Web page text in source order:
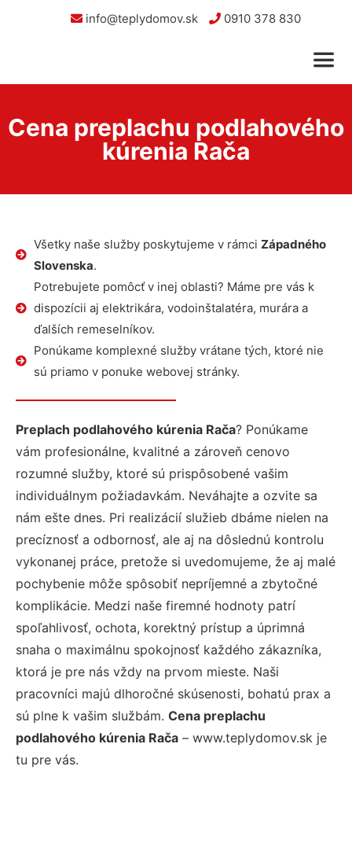
info@teplydomov.sk 0910 378 830
Cena preplachu podlahového
kúrenia Rača
Všetky naše služby poskytujeme v rámci Západného
Slovenska.
Potrebujete pomôcť v inej oblasti? Máme pre vás k
dispozícii aj elektrikára, vodoinštalatéra, murára a
ďalších remeselníkov.
Ponúkame komplexné služby vrátane tých, ktoré nie
sú priamo v ponuke webovej stránky.
Preplach podlahového kúrenia Rača? Ponúkame
vám profesionálne, kvalitné a zároveň cenovo
rozumné služby, ktoré sú prispôsobené vašim
individuálnym požiadavkám. Neváhajte a ozvite sa
nám ešte dnes. Pri realizácií služieb dbáme nielen na
precíznosť a odbornosť, ale aj na dôslednú kontrolu
vykonanej práce, pretože si uvedomujeme, že aj malé
pochybenie môže spôsobiť nepríjemné a zbytočné
komplikácie. Medzi naše firemné hodnoty patrí
spoľahlivosť, ochota, korektný prístup a úprimná
snaha o maximálnu spokojnosť každého zákazníka,
ktorá je pre nás vždy na prvom mieste. Naši
pracovníci majú dlhoročné skúsenosti, bohatú prax a
sú plne k vašim službám. Cena preplachu
podlahového kúrenia Rača – www.teplydomov.sk je
tu pre vás.